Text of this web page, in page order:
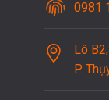
0981
Lô
P.